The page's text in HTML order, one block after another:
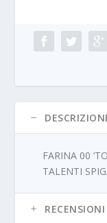
FARINA 00
TALENTI